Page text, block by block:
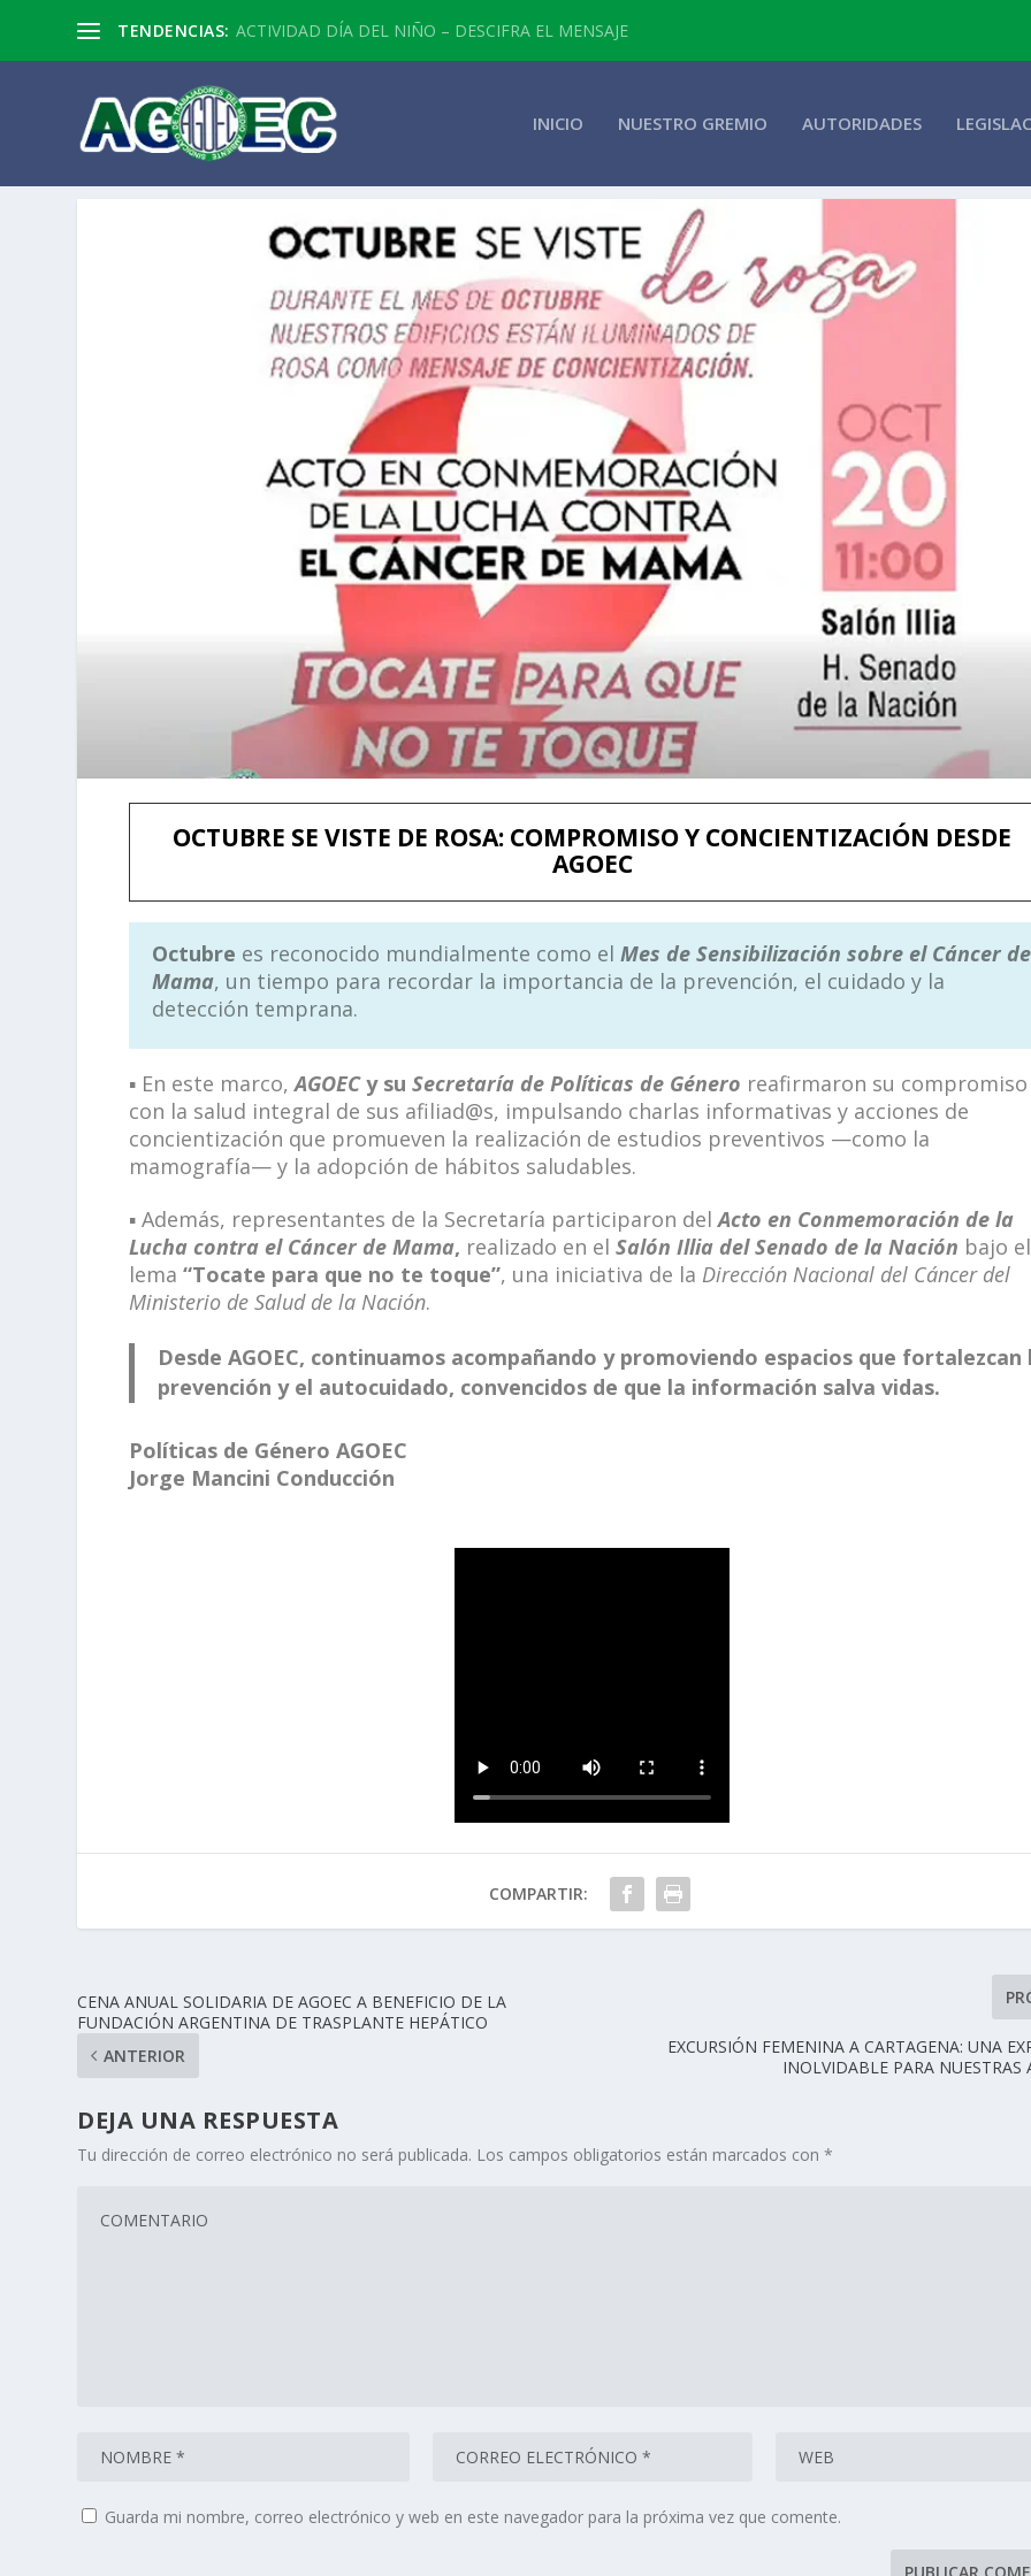
TENDENCIAS: ACTIVIDAD DÍA DEL NIÑO – DESCIFRA EL MENSAJE
INICIO NUESTRO GREMIO AUTORIDADES
OCTUBRE SE VISTE DE ROSA: COMPROMISO Y CONCIENTIZACIÓN DESDE
AGOEC
Octubre es reconocido mundialmente como el Mes de Sensibilización sobre el Cáncer de
Mama, un tiempo para recordar la importancia de la prevención, el cuidado y la
detección temprana.
▪ En este marco,AGOECy su Secretaría de Políticas de Género reafirmaron su compromiso
con la salud integral de sus afiliad@s, impulsando charlas informativas y acciones de
concientización que promueven la realización de estudios preventivos —como la
mamografía— y la adopción de hábitos saludables.
▪ Además, representantes de la Secretaría participaron delActo en Conmemoración de la
Lucha contra el Cáncer de Mama, realizado en el Salón Illia del Senado de la Nación bajo el
lema “Tocate para que no te toque”, una iniciativa de la Dirección Nacional del Cáncer del
Ministerio de Salud de la Nación.
Desde AGOEC, continuamos acompañando y promoviendo espacios que fortalezcan
prevención y el autocuidado, convencidos de que la información salva vidas.
Políticas de Género AGOEC
Jorge Mancini Conducción
COMPARTIR:
CENA ANUAL SOLIDARIA DE AGOEC A BENEFICIO DE LA
FUNDACIÓN ARGENTINA DE TRASPLANTE HEPÁTICO
ANTERIOR
EXCURSIÓN FEMENINA A CARTAGENA: UNA
INOLVIDABLE PARA NUESTRAS
DEJA UNA RESPUESTA
Tu dirección de correo electrónico no será publicada. Los campos obligatorios están marcados con*
Guarda mi nombre, correo electrónico y web en este navegador para la próxima vez que comente.